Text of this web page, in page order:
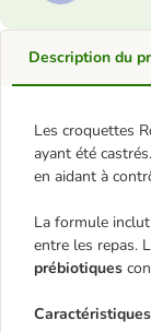
Description du
Les croquettes
ayant été
en aidant à
La formule
entre les repas.
prébiotiques